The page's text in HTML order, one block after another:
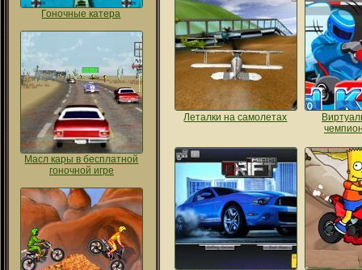
Гоночные катера
Масл кары в бесплатной
гоночной игре
Леталки на самолетах